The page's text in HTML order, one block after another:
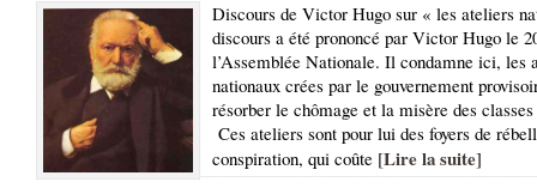
Discours de Victor Hugo sur « les ateliers
discours a été prononcé par Victor Hugo le
l’Assemblée Nationale. Il condamne ici, les
nationaux crées par le gouvernement
résorber le chômage et la misère des
Ces ateliers sont pour lui des foyers de
conspiration, qui coûte [Lire la suite]